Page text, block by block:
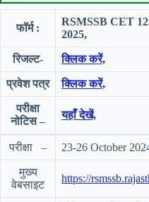
फॉर्म :
RSMSSB CET
2025,
रिजल्ट- क्लिक करें,
प्रवेश पत्र क्लिक करें,
परीक्षा
नोटिस –
यहाँ देखें,
परीक्षा – 23-26 October
मुख्य
वेबसाइट
https://